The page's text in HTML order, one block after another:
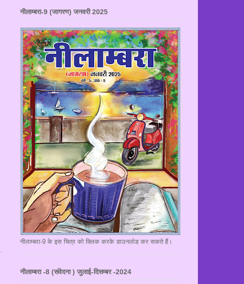
नीलाम्बरा-9 (जागरण) जनवरी 2025
नीलाम्बरा-9 के इस चित्र को क्लिक करके डाउनलोड कर सकते हैं।
नीलाम्बरा -8 (संवेदना ) जुलाई-दिसम्बर -2024